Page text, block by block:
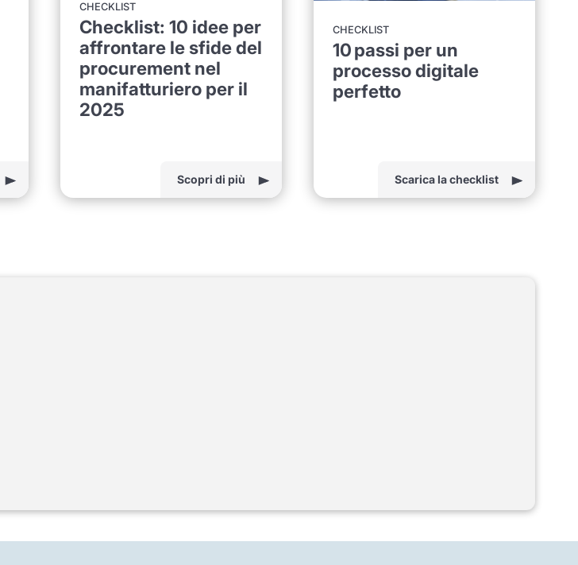
CHECKLIST
Checklist: 10 idee per
affrontare le sfide del
procurement nel
manifatturiero per il
2025
Scopri di più
CHECKLIST
10 passi per un
processo digitale
perfetto
Scarica la checklist